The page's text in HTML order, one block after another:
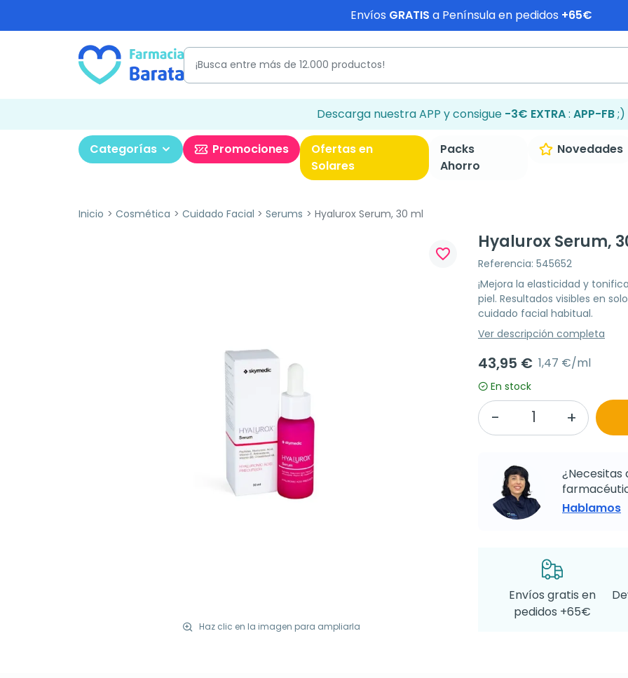
Envíos GRATIS a Península en pedidos +65€
Descarga nuestra APP y consigue -3€ EXTRA: APP-FB;)
Categorías Promociones
Ofertas en
Solares
Packs
Ahorro
Novedades
Inicio Cosmética Cuidado Facial Serums Hyalurox Serum, 30 ml
Haz clic en la imagen para ampliarla
favorite_border
Hyalurox Serum,
Referencia: 545652
¡Mejora la elasticidad y
piel. Resultados visibles en
cuidado facial habitual.
Ver descripción completa
43,95 € 1,47 €/ml
En stock
¿Necesitas
Hablamos
Envíos gratis en
pedidos +65€